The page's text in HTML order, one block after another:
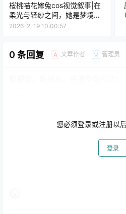
桜桃喵花嫁兔cos视觉叙事|在
柔光与轻纱之间，她是梦境本
身
2026-2-19 10:00:57
0 条回复 A 文章作者 M 管理员
您必须登录或注册以
登录